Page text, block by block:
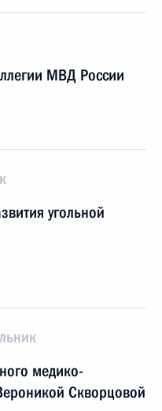
МВД России
угольной
медико-
Скворцовой